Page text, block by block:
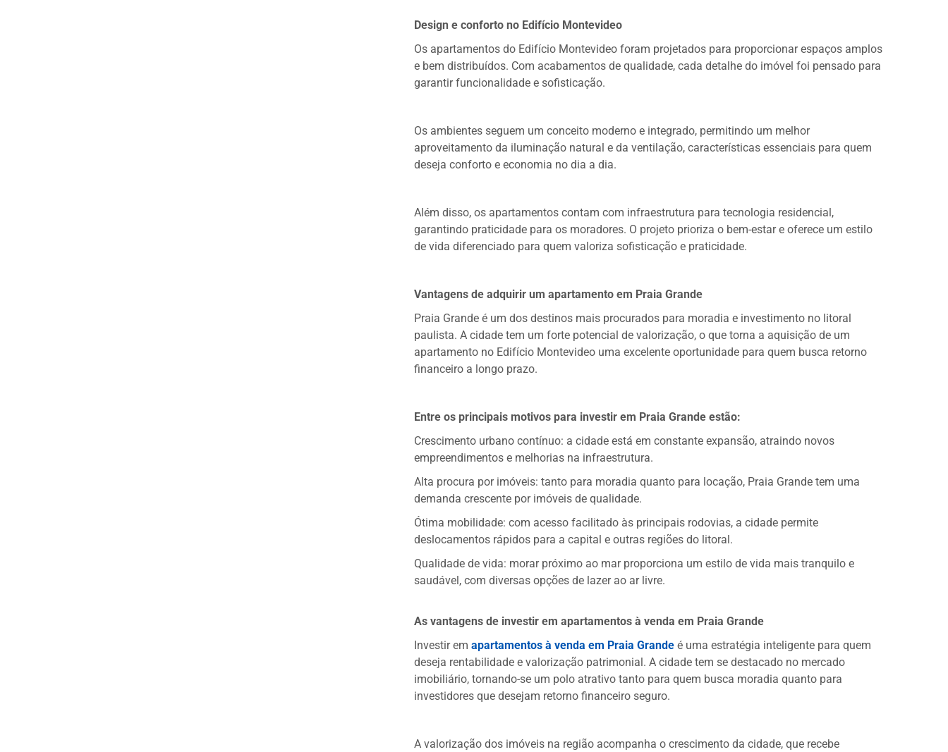
Design e conforto no Edifício Montevideo
Os apartamentos do Edifício Montevideo foram projetados para proporcionar espaços amplos
e bem distribuídos. Com acabamentos de qualidade, cada detalhe do imóvel foi pensado para
garantir funcionalidade e sofisticação.
Os ambientes seguem um conceito moderno e integrado, permitindo um melhor
aproveitamento da iluminação natural e da ventilação, características essenciais para quem
deseja conforto e economia no dia a dia.
Além disso, os apartamentos contam com infraestrutura para tecnologia residencial,
garantindo praticidade para os moradores. O projeto prioriza o bem-estar e oferece um estilo
de vida diferenciado para quem valoriza sofisticação e praticidade.
Vantagens de adquirir um apartamento em Praia Grande
Praia Grande é um dos destinos mais procurados para moradia e investimento no litoral
paulista. A cidade tem um forte potencial de valorização, o que torna a aquisição de um
apartamento no Edifício Montevideo uma excelente oportunidade para quem busca retorno
financeiro a longo prazo.
Entre os principais motivos para investir em Praia Grande estão:
Crescimento urbano contínuo: a cidade está em constante expansão, atraindo novos
empreendimentos e melhorias na infraestrutura.
Alta procura por imóveis: tanto para moradia quanto para locação, Praia Grande tem uma
demanda crescente por imóveis de qualidade.
Ótima mobilidade: com acesso facilitado às principais rodovias, a cidade permite
deslocamentos rápidos para a capital e outras regiões do litoral.
Qualidade de vida: morar próximo ao mar proporciona um estilo de vida mais tranquilo e
saudável, com diversas opções de lazer ao ar livre.
As vantagens de investir em apartamentos à venda em Praia Grande
Investir em apartamentos à venda em Praia Grande é uma estratégia inteligente para quem
deseja rentabilidade e valorização patrimonial. A cidade tem se destacado no mercado
imobiliário, tornando-se um polo atrativo tanto para quem busca moradia quanto para
investidores que desejam retorno financeiro seguro.
A valorização dos imóveis na região acompanha o crescimento da cidade, que recebe